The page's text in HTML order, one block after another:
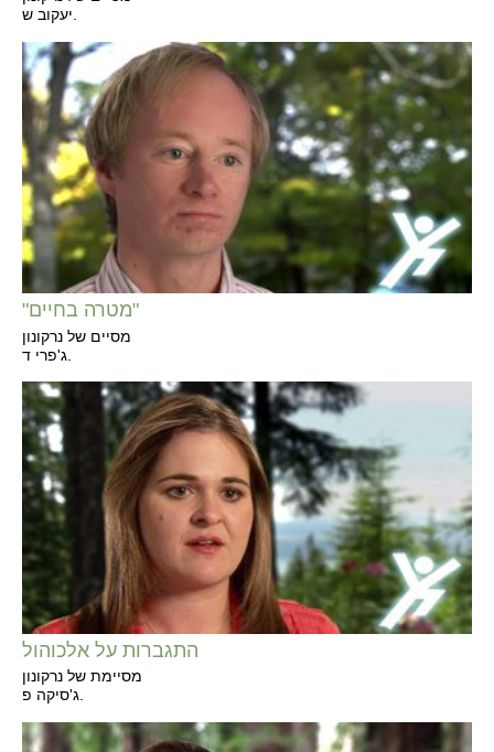
"מטרה בחיים"
מסיים של נרקונון
התגברות על אלכוהול
מסיימת של נרקונון